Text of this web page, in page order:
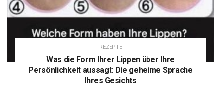
REZEPTE
Was die Form Ihrer Lippen über Ihre
Persönlichkeit aussagt: Die geheime Sprache
Ihres Gesichts